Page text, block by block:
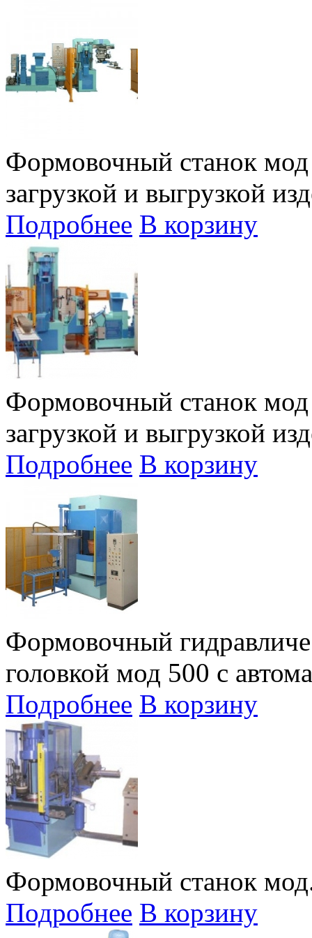
Формовочный станок мод
загрузкой и выгрузкой
Подробнее В корзину
Формовочный станок мод
загрузкой и выгрузкой
Подробнее В корзину
Формовочный
головкой мод 500 c
Подробнее В корзину
Формовочный станок
Подробнее В корзину